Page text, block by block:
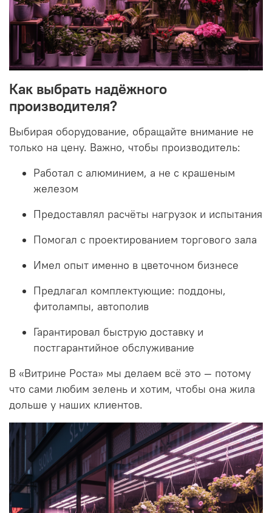
Как выбрать надёжного
производителя?
Выбирая оборудование, обращайте внимание не
только на цену. Важно, чтобы производитель:
Работал с алюминием, а не с крашеным
железом
Предоставлял расчёты нагрузок и испытания
Помогал с проектированием торгового зала
Имел опыт именно в цветочном бизнесе
Предлагал комплектующие: поддоны,
фитолампы, автополив
Гарантировал быструю доставку и
постгарантийное обслуживание
В «Витрине Роста» мы делаем всё это — потому
что сами любим зелень и хотим, чтобы она жила
дольше у наших клиентов.